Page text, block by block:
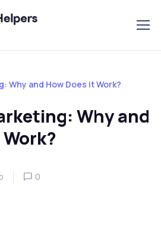
Why and How Does it Work?
Why and
0